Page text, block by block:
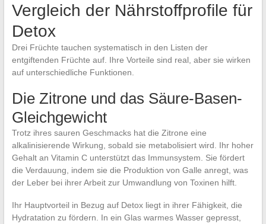
Vergleich der Nährstoffprofile für
Detox
Drei Früchte tauchen systematisch in den Listen der
entgiftenden Früchte auf. Ihre Vorteile sind real, aber sie wirken
auf unterschiedliche Funktionen.
Die Zitrone und das Säure-Basen-
Gleichgewicht
Trotz ihres sauren Geschmacks hat die Zitrone eine
alkalinisierende Wirkung, sobald sie metabolisiert wird. Ihr hoher
Gehalt an Vitamin C unterstützt das Immunsystem. Sie fördert
die Verdauung, indem sie die Produktion von Galle anregt, was
der Leber bei ihrer Arbeit zur Umwandlung von Toxinen hilft.
Ihr Hauptvorteil in Bezug auf Detox liegt in ihrer Fähigkeit, die
Hydratation zu fördern. In ein Glas warmes Wasser gepresst,